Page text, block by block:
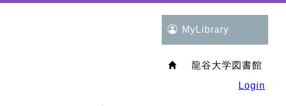
MyLibrary
龍谷大学図書館
Login